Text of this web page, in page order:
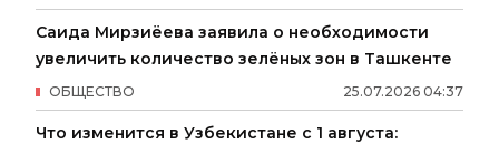
Саида Мирзиёева заявила о необходимости
увеличить количество зелёных зон в Ташкенте
25.07.2026 04:37
ОБЩЕСТВО
Что изменится в Узбекистане с 1 августа: